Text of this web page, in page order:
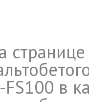
FS100 в